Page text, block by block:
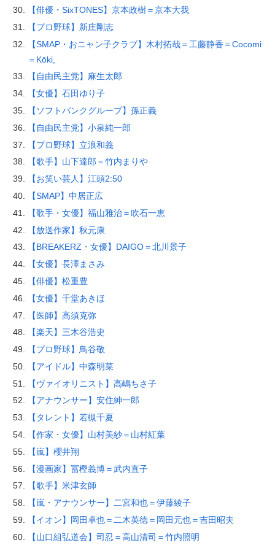
【俳優・SixTONES】京本政樹＝京本大我
【プロ野球】新庄剛志
【SMAP・おニャン子クラブ】木村拓哉＝工藤静香＝Cocomi
＝Kōki,
【自由民主党】麻生太郎
【女優】石田ゆり子
【ソフトバンクグループ】孫正義
【自由民主党】小泉純一郎
【プロ野球】立浪和義
【歌手】山下達郎＝竹内まりや
【お笑い芸人】江頭2:50
【SMAP】中居正広
【歌手・女優】福山雅治＝吹石一恵
【放送作家】秋元康
【BREAKERZ・女優】DAIGO＝北川景子
【女優】長澤まさみ
【俳優】松重豊
【女優】千堂あきほ
【医師】高須克弥
【楽天】三木谷浩史
【プロ野球】鳥谷敬
【アイドル】中森明菜
【ヴァイオリニスト】高嶋ちさ子
【アナウンサー】安住紳一郎
【タレント】若槻千夏
【作家・女優】山村美紗＝山村紅葉
【嵐】櫻井翔
【漫画家】冨樫義博＝武内直子
【歌手】米津玄師
【嵐・アナウンサー】二宮和也＝伊藤綾子
【イオン】岡田卓也＝二木英徳＝岡田元也＝吉田昭夫
【山口組弘道会】司忍＝高山清司＝竹内照明